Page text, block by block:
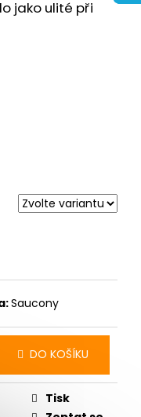
jako ulité při
Saucony
DO KOŠÍKU
Tisk